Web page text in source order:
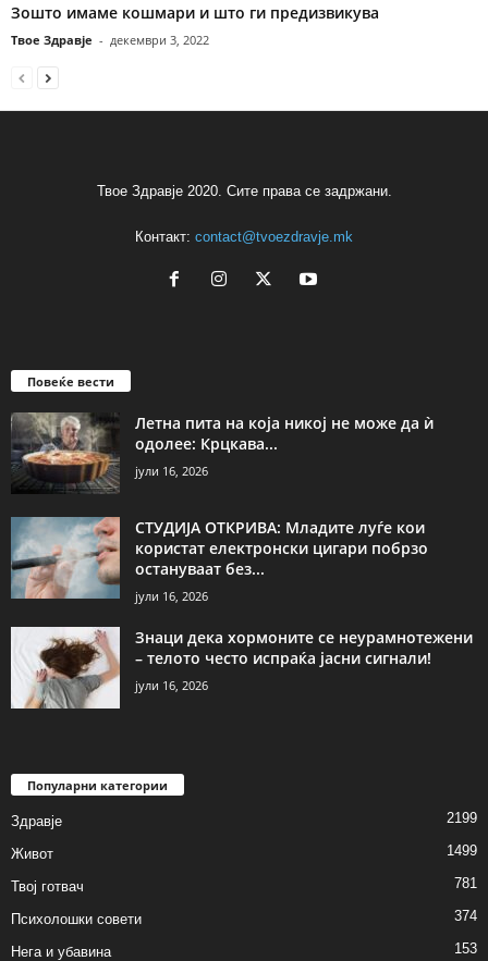
Зошто имаме кошмари и што ги предизвикува
Твое Здравје - декември 3, 2022
Твое Здравје 2020. Сите права се задржани.
Контакт: contact@tvoezdravje.mk
Повеќе вести
Летна пита на која никој не може да ѝ
одолее: Крцкава...
јули 16, 2026
СТУДИЈА ОТКРИВА: Младите луѓе кои
користат електронски цигари побрзо
остануваат без...
јули 16, 2026
Знаци дека хормоните се неурамнотежени
– телото често испраќа јасни сигнали!
јули 16, 2026
Популарни категории
Здравје 2199
Живот 1499
Твој готвач 781
Психолошки совети 374
Нега и убавина 153